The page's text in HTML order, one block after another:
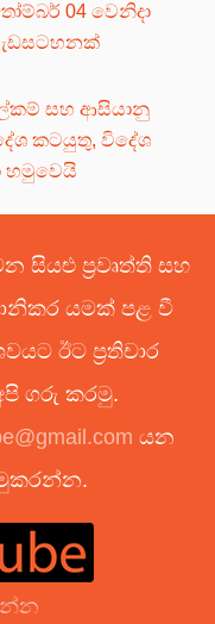
04 වෙනිදා
සහ ආසියානු
කටයුතු, විදේශ
හමුවෙයි
සියළු ප්‍රවෘත්ති සහ
යමක් පළ වී
ඊට ප්‍රතිචාර
ගරු කරමු.
යන